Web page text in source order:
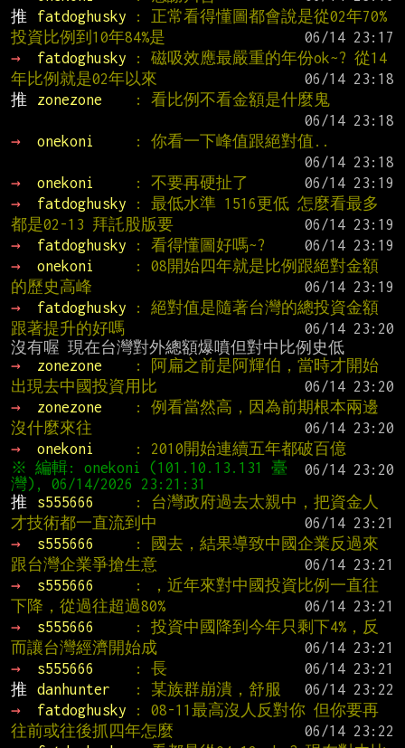
推
fatdoghusky
: 正常看得懂圖都會說是從02年70%
投資比例到10年84%是
→
fatdoghusky
: 磁吸效應最嚴重的年份ok~? 從14
年比例就是02年以來
推
zonezone
: 看比例不看金額是什麼鬼
→
onekoni
: 你看一下峰值跟絕對值..
→
onekoni : 不要再硬扯了
→
fatdoghusky
: 最低水準 1516更低 怎麼看最多
都是02-13 拜託股版要
→
fatdoghusky : 看得懂圖好嗎~?
→
onekoni
: 08開始四年就是比例跟絕對金額
的歷史高峰
→
fatdoghusky
: 絕對值是隨著台灣的總投資金額
跟著提升的好嗎
→
zonezone
: 阿扁之前是阿輝伯，當時才開始
出現去中國投資用比
→
zonezone
: 例看當然高，因為前期根本兩邊
沒什麼來往
→
onekoni
: 2010開始連續五年都破百億
※ 編輯: onekoni (101.10.13.131 臺
推
s555666
: 台灣政府過去太親中，把資金人
才技術都一直流到中
→
s555666
: 國去，結果導致中國企業反過來
跟台灣企業爭搶生意
→
s555666
: ，近年來對中國投資比例一直往
下降，從過往超過80%
→
s555666
: 投資中國降到今年只剩下4%，反
而讓台灣經濟開始成
→
s555666 : 長
推
danhunter : 某族群崩潰，舒服
→
fatdoghusky
: 08-11最高沒人反對你 但你要再
往前或往後抓四年怎麼